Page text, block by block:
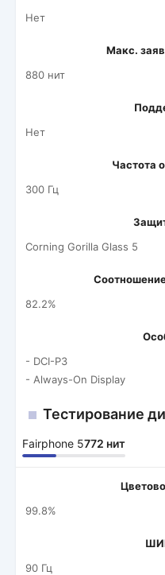
Нет
Макс.
880 нит
Нет
Частота
300 Гц
Corning Gorilla Glass 5
82.2%
- DCI-P3
- Always-On Display
Тестирование
Fairphone 5772 нит
99.8%
90 Гц